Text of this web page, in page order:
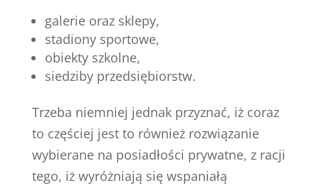
galerie oraz sklepy,
stadiony sportowe,
obiekty szkolne,
siedziby przedsiębiorstw.
Trzeba niemniej jednak przyznać, iż coraz
to częściej jest to również rozwiązanie
wybierane na posiadłości prywatne, z racji
tego, iż wyróżniają się wspaniałą